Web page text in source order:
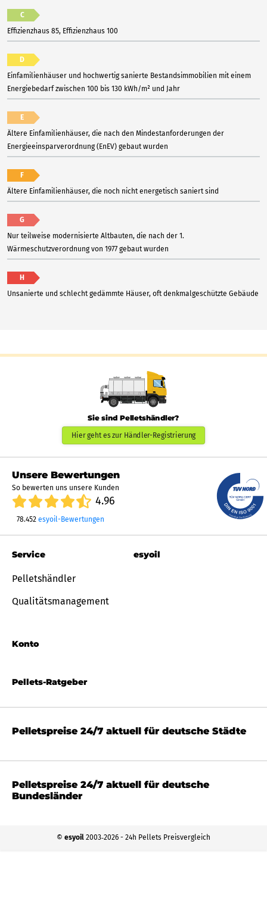
C
Effizienzhaus 85, Effizienzhaus 100
D
Einfamilienhäuser und hochwertig sanierte Bestandsimmobilien mit einem
Energiebedarf zwischen 100 bis 130 kWh/m² und Jahr
E
Ältere Einfamilienhäuser, die nach den Mindestanforderungen der
Energieeinsparverordnung (EnEV) gebaut wurden
F
Ältere Einfamilienhäuser, die noch nicht energetisch saniert sind
G
Nur teilweise modernisierte Altbauten, die nach der 1.
Wärmeschutzverordnung von 1977 gebaut wurden
H
Unsanierte und schlecht gedämmte Häuser, oft denkmalgeschützte Gebäude
Sie sind Pelletshändler?
Hier geht es zur Händler-Registrierung
Unsere Bewertungen
So bewerten uns unsere Kunden
4.96
78.452 esyoil-Bewertungen
Pellets-Ratgeber
Service
Pelletshändler
Qualitätsmanagement
Konto
esyoil
Pelletspreise 24/7 aktuell für deutsche Städte
Pelletspreise 24/7 aktuell für deutsche
Bundesländer
© esyoil 2003‐2026 - 24h Pellets Preisvergleich